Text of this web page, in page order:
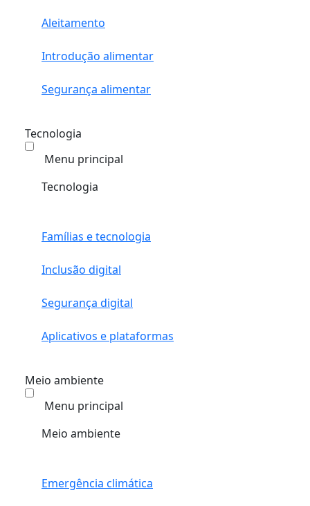
Aleitamento
Introdução alimentar
Segurança alimentar
Tecnologia
Menu principal
Tecnologia
Famílias e tecnologia
Inclusão digital
Segurança digital
Aplicativos e plataformas
Meio ambiente
Menu principal
Meio ambiente
Emergência climática